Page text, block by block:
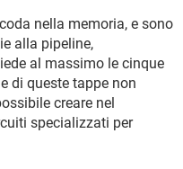
nella memoria, e sono
alla pipeline,
al massimo le cinque
di queste tappe non
creare nel
specializzati per